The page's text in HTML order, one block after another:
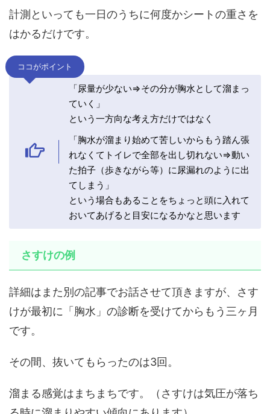
計測といっても一日のうちに何度かシートの重さを
はかるだけです。
ココがポイント
「尿量が少ない⇒その分が胸水として溜まっ
ていく」
という一方向な考え方だけではなく
「胸水が溜まり始めて苦しいからもう踏ん張
れなくてトイレで全部を出し切れない⇒動い
た拍子（歩きながら等）に尿漏れのように出
てしまう」
という場合もあることをちょっと頭に入れて
おいてあげると目安になるかなと思います
さすけの例
詳細はまた別の記事でお話させて頂きますが、さす
けが最初に「胸水」の診断を受けてからもう三ヶ月
です。
その間、抜いてもらったのは3回。
溜まる感覚はまちまちです。（さすけは気圧が落ち